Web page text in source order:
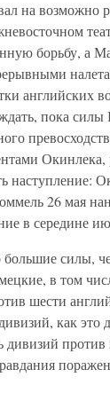
на возможно
борьбу, а
английских
пока силы
наступление:
26 мая
в середине
силы,
в том
шести
как это
дивизий